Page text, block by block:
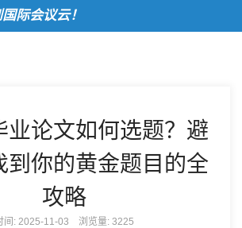
会议云！
业论文如何选题？避
到你的黄金题目的全
攻略
间: 2025-11-03 浏览量: 3225